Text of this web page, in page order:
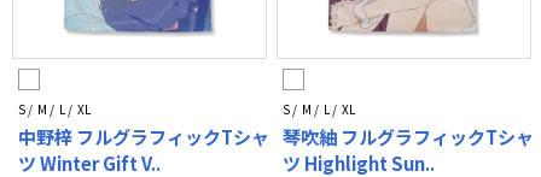
S / M / L / XL
中野梓 フルグラフィックTシャ
ツ Winter Gift V..
S / M / L / XL
琴吹紬 フルグラフィックTシャ
ツ Highlight Sun..